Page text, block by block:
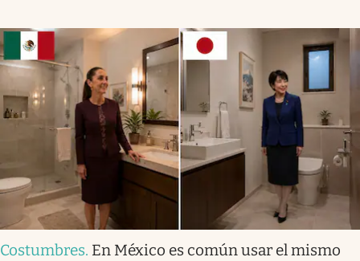
Costumbres. En México es común usar el mismo